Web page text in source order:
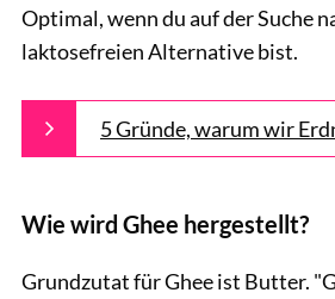
Optimal, wenn du auf der Suche
laktosefreien Alternative bist.
5 Gründe, warum wir
Wie wird Ghee hergestellt?
Grundzutat für Ghee ist Butter.